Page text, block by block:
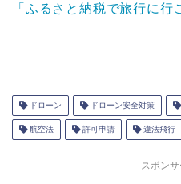
「ふるさと納税で旅行に
ドローン ドローン安全対策
航空法 許可申請 違法飛行
スポン